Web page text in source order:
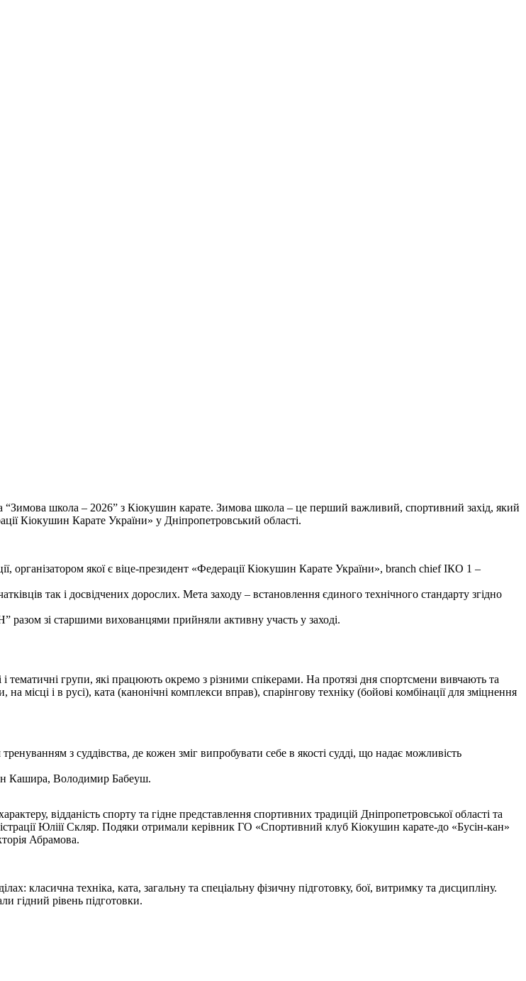
“Зимова школа – 2026” з Кіокушин карате. Зимова школа – це перший важливий, спортивний захід, який
Кіокушин Карате України» у Дніпропетровський області.
організатором якої є віце-президент «Федерації Кіокушин Карате України», branch chief ІКО 1 –
так і досвідчених дорослих. Мета заходу – встановлення єдиного технічного стандарту згідно
зі старшими вихованцями прийняли активну участь у заході.
групи, які працюють окремо з різними спікерами. На протязі дня спортсмени вивчають та
місці і в русі), ката (канонічні комплекси вправ), спарінгову техніку (бойові комбінації для зміцнення
з суддівства, де кожен зміг випробувати себе в якості судді, що надає можливість
Кашира, Володимир Бабеуш.
відданість спорту та гідне представлення спортивних традицій Дніпропетровської області та
Юліії Скляр. Подяки отримали керівник ГО «Спортивний клуб Кіокушин карате-до «Бусін-кан»
Абрамова.
класична техніка, ката, загальну та спеціальну фізичну підготовку, бої, витримку та дисципліну.
гідний рівень підготовки.